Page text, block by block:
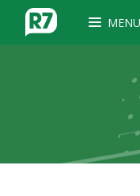
MENU